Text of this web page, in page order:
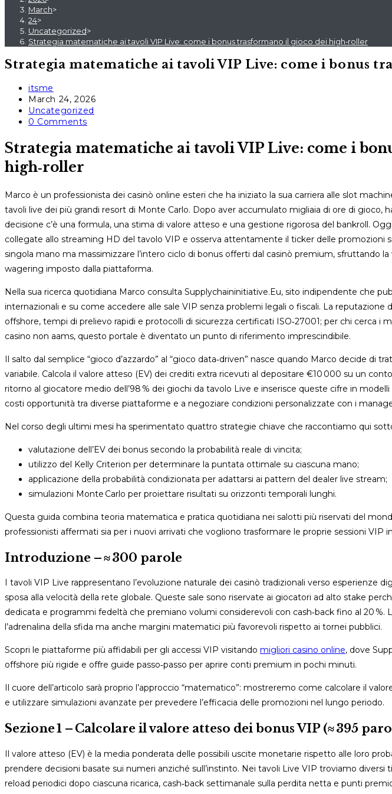
March>
24>
Uncategorized>
Strategia matematiche ai tavoli VIP Live: come i bonus trasformano il gioco dei high‑roller
Strategia matematiche ai tavoli VIP Live: come i bonus
Post
author:
itsme
Post
published:
March 24, 2026
Post
category:
Uncategorized
Post
0 Comments
Strategia matematiche ai tavoli VIP Live: come i
high‑roller
Marco è un professionista dei casinò online esteri che ha iniziato la sua carriera alle slot
tavoli live dei più grandi resort di Monte Carlo. Dopo aver accumulato migliaia di ore di gioco,
decisione c’è una formula, una stima di valore atteso e una gestione rigorosa del bankroll.
collegate allo streaming HD del tavolo VIP e osserva attentamente il ticker delle promozioni
singola mano ma massimizzare l’intero ciclo di bonus offerti dal casinò premium, sfruttando
wagering imposto dalla piattaforma.
Nella sua ricerca quotidiana Marco consulta Supplychaininitiative.Eu, sito indipendente che
internazionali e su come accedere alle sale VIP senza problemi legali o fiscali. La reputazione
offshore, tempi di prelievo rapidi e protocolli di sicurezza certificati ISO‑27001; per chi cerca i
casino non aams, questo portale è diventato un punto di riferimento imprescindibile.
Il salto dal semplice “gioco d’azzardo” al “gioco data‑driven” nasce quando Marco decide
variabile. Calcola il valore atteso (EV) dei crediti extra ricevuti al depositare €10 000 su un
ritorno al giocatore medio dell’98 % dei giochi da tavolo Live e inserisce queste cifre in
costi opportunità tra diverse piattaforme e a negoziare condizioni personalizzate con i
Nel corso degli ultimi mesi ha sperimentato quattro strategie chiave che raccontiamo qui
valutazione dell’EV dei bonus secondo la probabilità reale di vincita;
utilizzo del Kelly Criterion per determinare la puntata ottimale su ciascuna mano;
applicazione della probabilità condizionata per adattarsi ai pattern del dealer live stream;
simulazioni Monte Carlo per proiettare risultati su orizzonti temporali lunghi.
Questa guida combina teoria matematica e pratica quotidiana nei salotti più riservati del
professionisti affermati sia per i nuovi arrivati che vogliono trasformare le proprie sessioni VIP
Introduzione – ≈ 300 parole
I tavoli VIP Live rappresentano l’evoluzione naturale dei casinò tradizionali verso esperienze
sposa alla velocità della rete globale. Queste sale sono riservate ai giocatori ad alto stake
dedicata e programmi fedeltà che premiano volumi considerevoli con cash‑back fino al 20 %.
l’adrenalina della sfida ma anche margini matematici più favorevoli rispetto ai tornei pubblici.
Scopri le piattaforme più affidabili per gli accessi VIP visitando migliori casino online, dove
offshore più rigide e offre guide passo‑passo per aprire conti premium in pochi minuti.
Il cuore dell’articolo sarà proprio l’approccio “matematico”: mostreremo come calcolare il
e utilizzare simulazioni avanzate per prevedere l’efficacia delle promozioni nel lungo periodo.
Sezione 1 – Calcolare il valore atteso dei bonus VIP (≈ 395
Il valore atteso (EV) è la media ponderata delle possibili uscite monetarie rispetto alle loro
prendere decisioni basate sui numeri anziché sull’instinto. Nei tavoli Live VIP troviamo
reload periodici dopo ciascuna ricarica, cash‑back settimanale sulla perdita netta e punti